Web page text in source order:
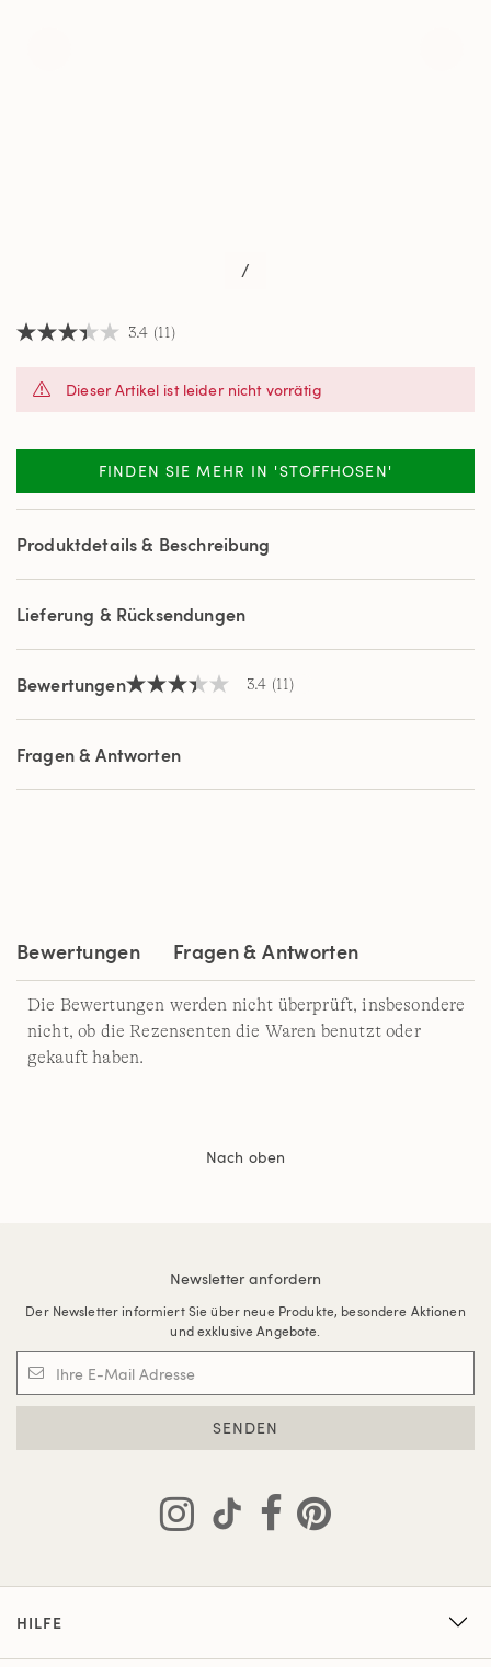
/
3.4
Sternen,
Bewertung.
Reviews.
Link
derselben
3.4 (11)
Dieser Artikel ist leider nicht vorrätig
FINDEN SIE MEHR IN 'STOFFHOSEN'
Produktdetails & Beschreibung
Lieferung & Rücksendungen
Bewertungen3.4
5
Sternen,
Durchschnittswert
Bewertung.
3.4 (11)
Fragen & Antworten
Bewertungen Fragen & Antworten
Die Bewertungen werden nicht überprüft, insbesondere
nicht, ob die Rezensenten die Waren benutzt oder
gekauft haben.
Nach oben
Newsletter anfordern
Der Newsletter informiert Sie über neue Produkte, besondere Aktionen
und exklusive Angebote.
SENDEN
HILFE